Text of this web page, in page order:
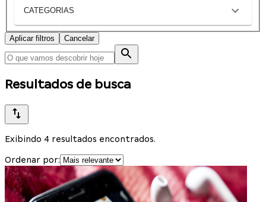
CATEGORIAS
Aplicar filtros Cancelar
Resultados de busca
Exibindo 4 resultados encontrados.
Ordenar por: